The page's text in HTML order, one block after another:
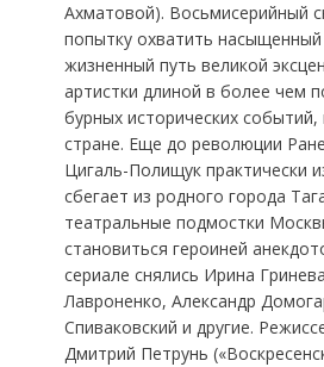
Ахматовой). Восьмисерийный
попытку охватить насыщенный
жизненный путь великой
артистки длиной в более чем
бурных исторических
стране. Еще до революции
Цигаль-Полищук практически
сбегает из родного города
театральные подмостки
становиться героиней
сериале снялись Ирина
Лавроненко, Александр
Спиваковский и другие.
Дмитрий Петрунь